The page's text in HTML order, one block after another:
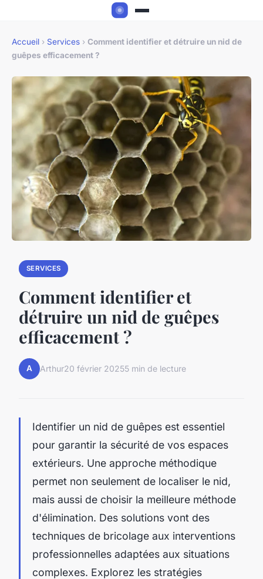
Accueil › Services › Comment identifier et détruire un nid de
guêpes efficacement ?
SERVICES
Comment identifier et
détruire un nid de guêpes
efficacement ?
A Arthur20 février 20255 min de lecture
Identifier un nid de guêpes est essentiel
pour garantir la sécurité de vos espaces
extérieurs. Une approche méthodique
permet non seulement de localiser le nid,
mais aussi de choisir la meilleure méthode
d'élimination. Des solutions vont des
techniques de bricolage aux interventions
professionnelles adaptées aux situations
complexes. Explorez les stratégies